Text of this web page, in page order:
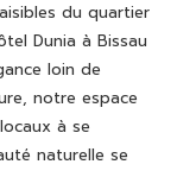
du quartier
Dunia à Bissau
loin de
notre espace
à se
naturelle se